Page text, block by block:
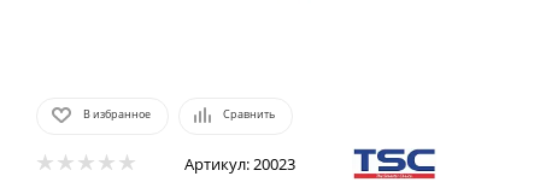
В избранное Сравнить
Артикул:20023